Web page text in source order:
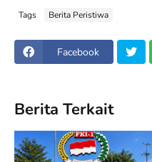
Tags Berita Peristiwa
Facebook
Berita Terkait